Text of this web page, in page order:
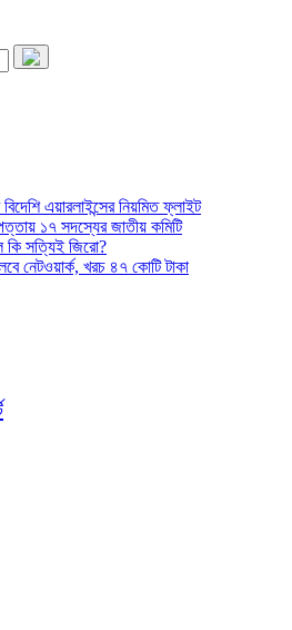
এয়ারলাইন্সের নিয়মিত ফ্লাইট
১৭ সদস্যের জাতীয় কমিটি
কি সত্যিই জিরো?
নেটওয়ার্ক, খরচ ৪৭ কোটি টাকা